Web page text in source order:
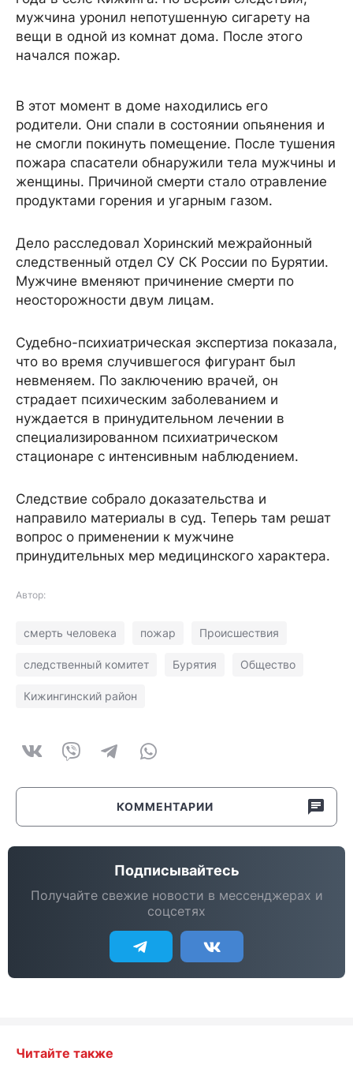
мужчина уронил непотушенную сигарету на
вещи в одной из комнат дома. После этого
начался пожар.
В этот момент в доме находились его
родители. Они спали в состоянии опьянения и
не смогли покинуть помещение. После тушения
пожара спасатели обнаружили тела мужчины и
женщины. Причиной смерти стало отравление
продуктами горения и угарным газом.
Дело расследовал Хоринский межрайонный
следственный отдел СУ СК России по Бурятии.
Мужчине вменяют причинение смерти по
неосторожности двум лицам.
Судебно-психиатрическая экспертиза показала,
что во время случившегося фигурант был
невменяем. По заключению врачей, он
страдает психическим заболеванием и
нуждается в принудительном лечении в
специализированном психиатрическом
стационаре с интенсивным наблюдением.
Следствие собрало доказательства и
направило материалы в суд. Теперь там решат
вопрос о применении к мужчине
принудительных мер медицинского характера.
Автор:
смерть человека пожар Происшествия
следственный комитет Бурятия Общество
Кижингинский район
КОММЕНТАРИИ
Подписывайтесь
Получайте свежие новости в мессенджерах и
соцсетях
Читайте также